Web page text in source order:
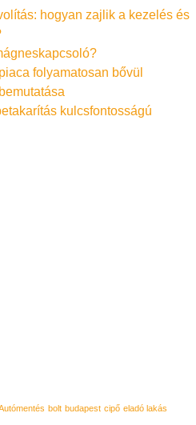
hogyan zajlik a kezelés és
folyamatosan bővül
kulcsfontosságú
bolt budapest cipő eladó lakás